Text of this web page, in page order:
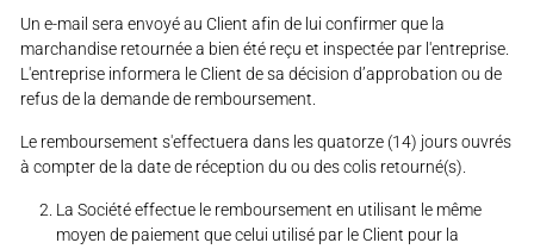
Un e-mail sera envoyé au Client afin de lui confirmer que la
marchandise retournée a bien été reçu et inspectée par l'entreprise.
L'entreprise informera le Client de sa décision d’approbation ou de
refus de la demande de remboursement.
Le remboursement s'effectuera dans les quatorze (14) jours ouvrés
à compter de la date de réception du ou des colis retourné(s).
La Société effectue le remboursement en utilisant le même
moyen de paiement que celui utilisé par le Client pour la